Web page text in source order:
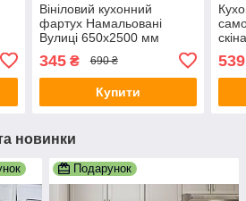
Вініловий кухонний
фартух Намальовані
Вулиці 650х2500 мм
скіналі для кухні наклейка
ПВХ олівець Місто Сірий
345₴ 690 ₴
Купити
новинки
Подарунок